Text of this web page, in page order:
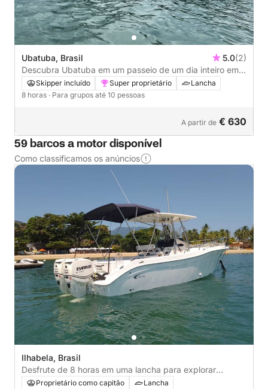
Ubatuba, Brasil 5.0(2)
Descubra Ubatuba em um passeio de um dia inteiro em
uma lancha deliciosa.
Skipper incluído Super proprietário
Lancha
8 horas · Para grupos até 10 pessoas
A partir de € 630
59 barcos a motor disponível
Como classificamos os anúncios
Ilhabela, Brasil
Desfrute de 8 horas em uma lancha para explorar
Ilhabela.
Proprietário como capitão
Lancha